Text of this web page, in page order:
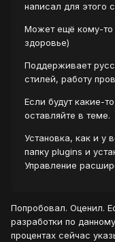
написал для этого
Может ещё кому-то
здоровье)
Поддерживает
стилей, работу
Если будут какие-
оставляйте в теме.
Установка, как и у
папку plugins и
Управление
Попробовал. Оценил.
разработки по
процентах сейчас